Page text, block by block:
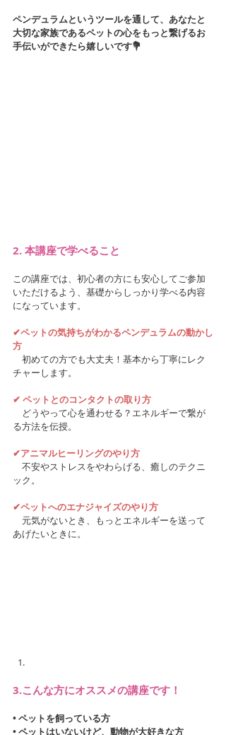
ペンデュラムというツールを通して、あなたと
大切な家族であるペットの心をもっと繋げるお
手伝いができたら嬉しいです💐
2. 本講座で学べること
この講座では、初心者の方にも安心してご参加
いただけるよう、基礎からしっかり学べる内容
になっています。
✔︎ペットの気持ちがわかるペンデュラムの動かし
方
初めての方でも大丈夫！基本から丁寧にレク
チャーします。
✔︎ ペットとのコンタクトの取り方
どうやって心を通わせる？エネルギーで繋が
る方法を伝授。
✔︎アニマルヒーリングのやり方
不安やストレスをやわらげる、癒しのテクニ
ック。
✔︎ペットへのエナジャイズのやり方
元気がないとき、もっとエネルギーを送って
あげたいときに。
3.こんな方にオススメの講座です！
• ペットを飼っている方
• ペットはいないけど、動物が大好きな方